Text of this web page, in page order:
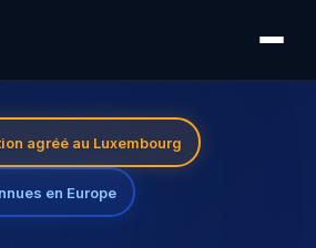
agréé au Luxembourg
en Europe